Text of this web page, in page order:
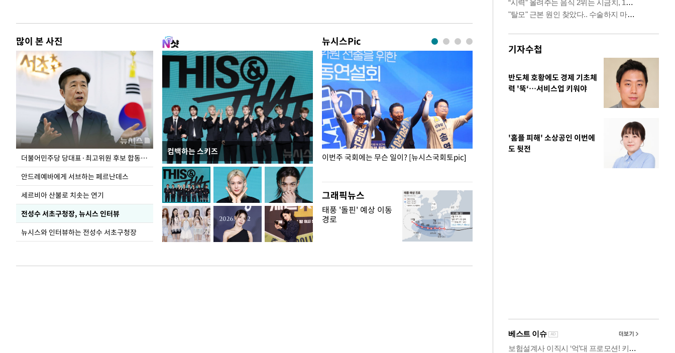
많이 본 사진
더불어민주당 당대표·최고위원 후보 합동연설회
안드레예바에게 서브하는 페르난데스
세르비아 산불로 치솟는 연기
전성수 서초구청장, 뉴시스 인터뷰
뉴시스와 인터뷰하는 전성수 서초구청장
컴백하는 스키즈
뉴시스Pic
이 대통령, 국가폭력 피해자에 위로·사과…"국가
가 책임지고 치유"
이번주 국회에는 무슨 일이? [뉴시스국회토pic] 사진으로 보는
그래픽뉴스
태풍 '돌핀' 예상 이동
경로
기자수첩
반도체 호황에도 경제 기초체
력 '뚝‘…서비스업 키워야
'홈플 피해' 소상공인 이번에
도 뒷전